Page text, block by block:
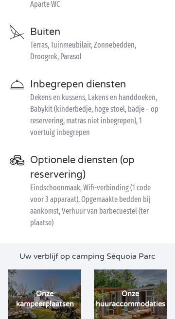
Aparte WC
Buiten
Terras, Tuinmeubilair, Zonnebedden,
Droogrek, Parasol
Inbegrepen diensten
Dekens en kussens, Lakens en handdoeken,
Babykit (kinderbedje, hoge stoel, badje – op
reservering, matras niet inbegrepen), 1
voertuig inbegrepen
Optionele diensten (op
reservering)
Eindschoonmaak, Wifi-verbinding (1 code
voor 3 apparaat), Opgemaakte bedden bij
aankomst, Verhuur van barbecuestel (ter
plaatse)
Uw verblijf op camping Séquoia Parc
Onze
kampeerplaatsen
Onze
huuraccommodaties